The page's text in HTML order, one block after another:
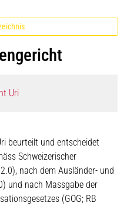
Uri
beurteilt und entscheidet
Schweizerischer
nach dem Ausländer- und
und nach Massgabe der
(GOG; RB